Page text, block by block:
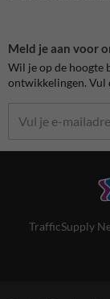
Meld je aan voor
Wil je op de hoogte
ontwikkelingen. Vul
TrafficSupply